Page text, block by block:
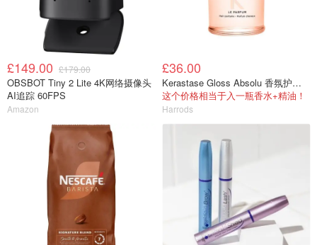
£149.00 £179.00
OBSBOT Tiny 2 Lite 4K网络摄像头
AI追踪 60FPS
Amazon
£36.00
Kerastase Gloss Absolu 香氛护发喷雾 30ml
这个价格相当于入一瓶香水+精油！
Harrods